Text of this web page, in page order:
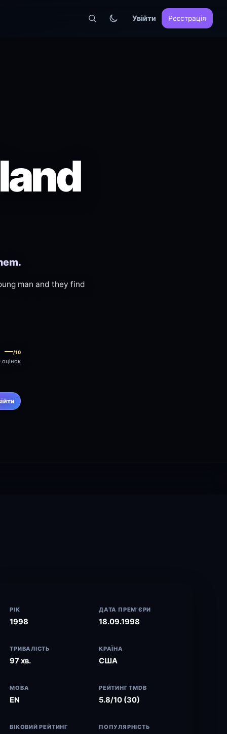
Увійти Реєстрація
man and they find
—/10
оцінок
РІК
1998
ДАТА ПРЕМ’ЄРИ
18.09.1998
ТРИВАЛІСТЬ
97 хв.
КРАЇНА
США
МОВА
EN
РЕЙТИНГ TMDB
5.8/10 (30)
ВІКОВИЙ РЕЙТИНГ ПОПУЛЯРНІСТЬ